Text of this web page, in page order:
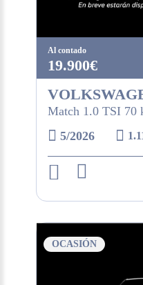
Al contado
19.900€
Match 1.0 TSI 70
5/2026
OCASIÓN